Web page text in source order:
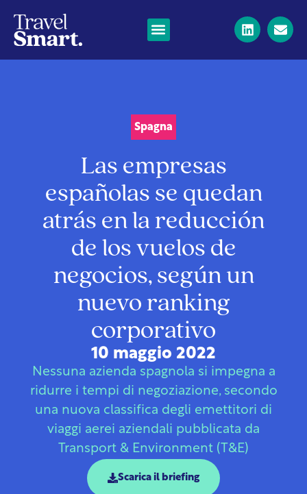
Spagna
Las empresas
españolas se quedan
atrás en la reducción
de los vuelos de
negocios, según un
nuevo ranking
corporativo
10 maggio 2022
Nessuna azienda spagnola si impegna a
ridurre i tempi di negoziazione, secondo
una nuova classifica degli emettitori di
viaggi aerei aziendali pubblicata da
Transport & Environment (T&E)
Scarica il briefing